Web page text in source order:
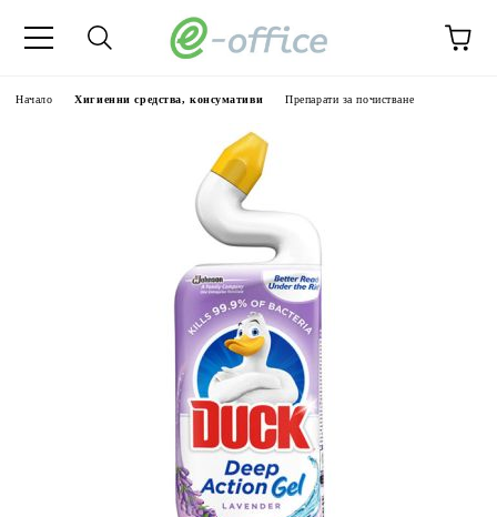
Начало Хигиенни средства, консумативи Препарати за почистване